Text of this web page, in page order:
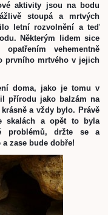
aktivity jsou na bodu
stoupá a mrtvých
letní rozvolnění a teď
Některým lidem sice
vehementně
prvního mrtvého v jejich
doma, jako je tomu v
přírodu jako balzám na
a vždy bylo. Právě
skalách a opět to byla
problémů, držte se a
zase bude dobře!